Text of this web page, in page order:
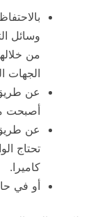
وسائل
من
الجهات
عن
أصبحت
عن
تحتاج
كاميرا.
أو في